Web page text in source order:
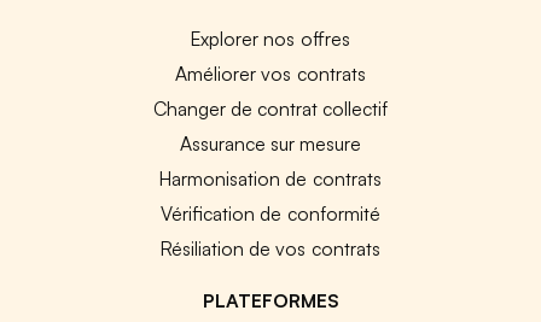
Explorer nos offres
Améliorer vos contrats
Changer de contrat collectif
Assurance sur mesure
Harmonisation de contrats
Vérification de conformité
Résiliation de vos contrats
PLATEFORMES